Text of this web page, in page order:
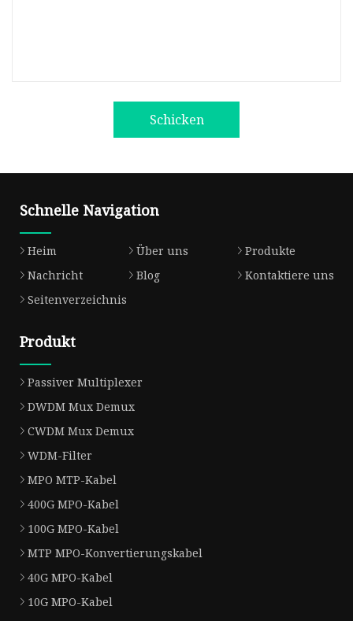
Schicken
Schnelle Navigation
Heim Über uns
Produkte
Nachricht
Blog
Kontaktiere uns
Seitenverzeichnis
Produkt
Passiver Multiplexer
DWDM Mux Demux
CWDM Mux Demux
WDM-Filter
MPO MTP-Kabel
400G MPO-Kabel
100G MPO-Kabel
MTP MPO-Konvertierungskabel
40G MPO-Kabel
10G MPO-Kabel